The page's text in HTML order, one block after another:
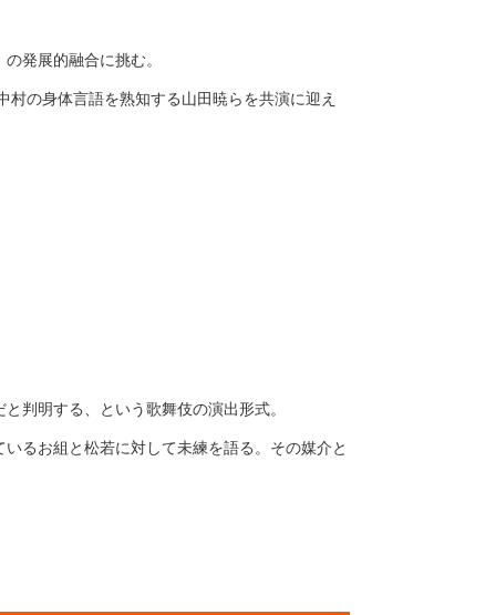
の発展的融合に挑む。
の身体言語を熟知する山田暁らを共演に迎え
判明する、という歌舞伎の演出形式。
るお組と松若に対して未練を語る。その媒介と